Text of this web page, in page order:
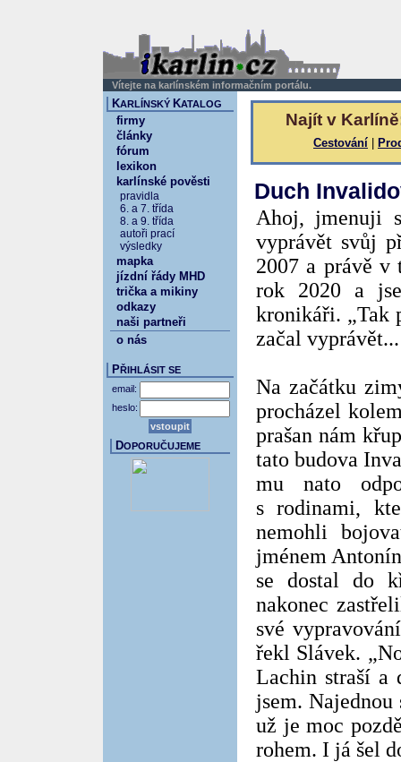
Vítejte na karlínském informačním portálu.
Najít v
Cestování
Duch
Ahoj, jmenuji
vyprávět svůj
2007 a právě v
rok 2020 a
kronikáři. „Tak
začal vyprávět...
Na začátku
procházel
prašan nám
tato budova
mu nato
s rodinami,
nemohli
jménem
se dostal do
nakonec
své
řekl Slávek.
Lachin straší a
jsem.
už je moc
rohem. I já šel
KARLÍNSKÝ KATALOG
firmy
články
fórum
lexikon
karlínské pověsti
pravidla
6. a 7. třída
8. a 9. třída
autoři prací
výsledky
mapka
jízdní řády MHD
trička a mikiny
odkazy
naši partneři
o nás
PŘIHLÁSIT SE
email:
heslo:
DOPORUČUJEME